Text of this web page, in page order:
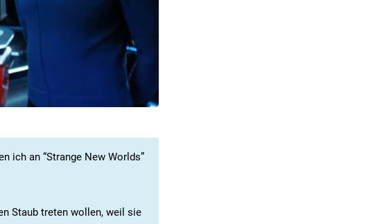
ich an “Strange New Worlds”
Staub treten wollen, weil sie